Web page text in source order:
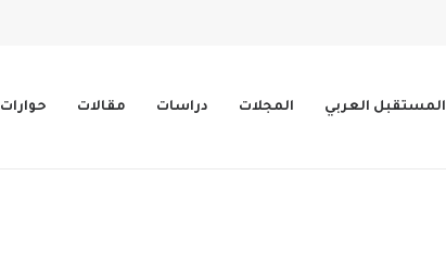
المستقبل العربي المجلات دراسات مقالات حوارات